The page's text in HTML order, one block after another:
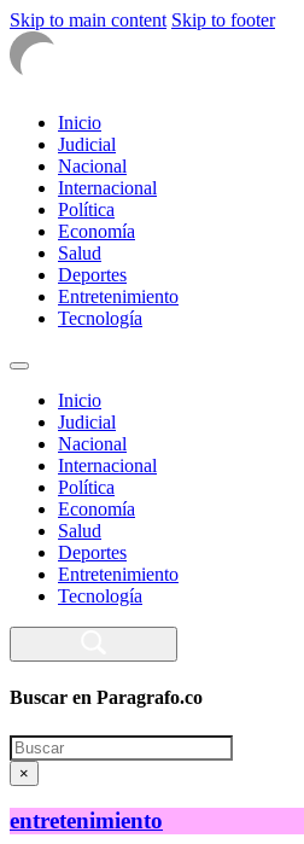
Skip to main content Skip to footer
Inicio
Judicial
Nacional
Internacional
Política
Economía
Salud
Deportes
Entretenimiento
Tecnología
Inicio
Judicial
Nacional
Internacional
Política
Economía
Salud
Deportes
Entretenimiento
Tecnología
Buscar en Paragrafo.co
Search
×
entretenimiento